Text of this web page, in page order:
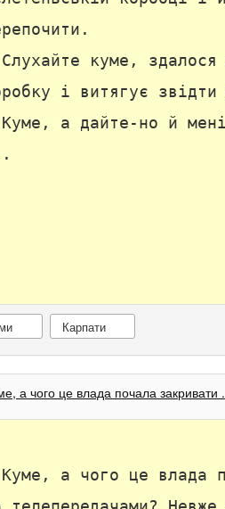
куме,
і витягує
а дайте-но й
Карпати
а чого це влада почала закривати
а чого це влада